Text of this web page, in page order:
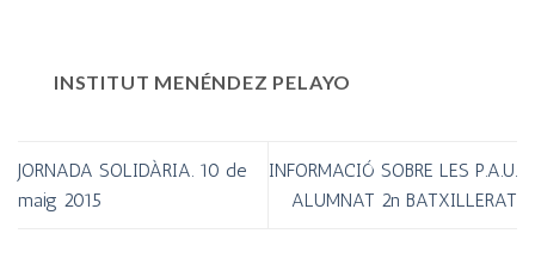
INSTITUT MENÉNDEZ PELAYO
JORNADA SOLIDÀRIA. 10 de
maig 2015
INFORMACIÓ SOBRE LES P.A.U.
ALUMNAT 2n BATXILLERAT